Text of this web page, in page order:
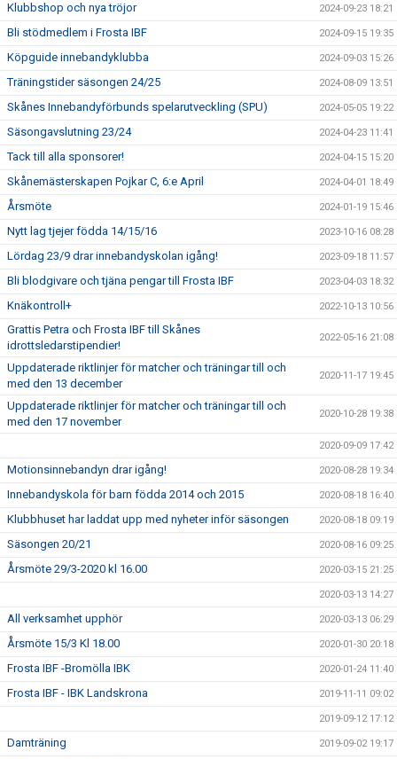
Klubbshop och nya tröjor 2024-09-23 18:21
Bli stödmedlem i Frosta IBF 2024-09-15 19:35
Köpguide innebandyklubba 2024-09-03 15:26
Träningstider säsongen 24/25 2024-08-09 13:51
Skånes Innebandyförbunds spelarutveckling (SPU) 2024-05-05 19:22
Säsongavslutning 23/24 2024-04-23 11:41
Tack till alla sponsorer! 2024-04-15 15:20
Skånemästerskapen Pojkar C, 6:e April 2024-04-01 18:49
Årsmöte 2024-01-19 15:46
Nytt lag tjejer födda 14/15/16 2023-10-16 08:28
Lördag 23/9 drar innebandyskolan igång! 2023-09-18 11:57
Bli blodgivare och tjäna pengar till Frosta IBF 2023-04-03 18:32
Knäkontroll+ 2022-10-13 10:56
Grattis Petra och Frosta IBF till Skånes
idrottsledarstipendier!
2022-05-16 21:08
Uppdaterade riktlinjer för matcher och träningar till och
med den 13 december
2020-11-17 19:45
Uppdaterade riktlinjer för matcher och träningar till och
med den 17 november
2020-10-28 19:38
2020-09-09 17:42
Motionsinnebandyn drar igång! 2020-08-28 19:34
Innebandyskola för barn födda 2014 och 2015 2020-08-18 16:40
Klubbhuset har laddat upp med nyheter inför säsongen 2020-08-18 09:19
Säsongen 20/21 2020-08-16 09:25
Årsmöte 29/3-2020 kl 16.00 2020-03-15 21:25
2020-03-13 14:27
All verksamhet upphör 2020-03-13 06:29
Årsmöte 15/3 Kl 18.00 2020-01-30 20:18
Frosta IBF -Bromölla IBK 2020-01-24 11:40
Frosta IBF - IBK Landskrona 2019-11-11 09:02
2019-09-12 17:12
Damträning 2019-09-02 19:17